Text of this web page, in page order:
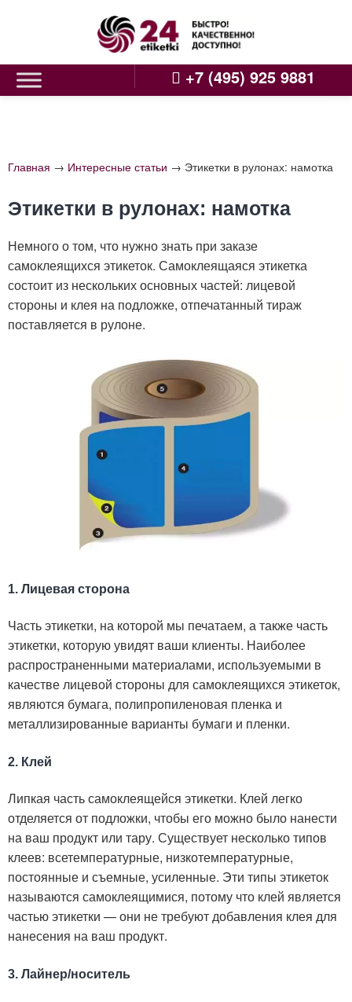
+7 (495) 925 9881
Главная → Интересные статьи → Этикетки в рулонах: намотка
Этикетки в рулонах: намотка
Немного о том, что нужно знать при заказе
самоклеящихся этикеток. Самоклеящаяся этикетка
состоит из нескольких основных частей: лицевой
стороны и клея на подложке, отпечатанный тираж
поставляется в рулоне.
1. Лицевая сторона
Часть этикетки, на которой мы печатаем, а также часть
этикетки, которую увидят ваши клиенты. Наиболее
распространенными материалами, используемыми в
качестве лицевой стороны для самоклеящихся этикеток,
являются бумага, полипропиленовая пленка и
металлизированные варианты бумаги и пленки.
2. Клей
Липкая часть самоклеящейся этикетки. Клей легко
отделяется от подложки, чтобы его можно было нанести
на ваш продукт или тару. Существует несколько типов
клеев: всетемпературные, низкотемпературные,
постоянные и съемные, усиленные. Эти типы этикеток
называются самоклеящимися, потому что клей является
частью этикетки — они не требуют добавления клея для
нанесения на ваш продукт.
3. Лайнер/носитель